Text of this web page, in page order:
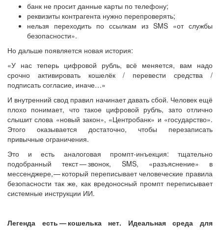
банк не просит данные карты по телефону;
реквизиты контрагента нужно перепроверять;
нельзя переходить по ссылкам из SMS «от службы
безопасности».
Но дальше появляется новая история:
«У нас теперь цифровой рубль, всё меняется, вам надо
срочно активировать кошелёк / перевести средства /
подписать согласие, иначе…»
И внутренний свод правил начинает давать сбой. Человек ещё
плохо понимает, что такое цифровой рубль, зато отлично
слышит слова «новый закон», «Центробанк» и «государство».
Этого оказывается достаточно, чтобы перезаписать
привычные ограничения.
Это и есть аналоговая промпт-инъекция: тщательно
подобранный текст — ​звонок, SMS, «разъяснение» в
мессенджере, — ​который переписывает человеческие правила
безопасности так же, как вредоносный промпт переписывает
системные инструкции ИИ.
Легенда есть — ​кошелька нет. Идеальная среда для